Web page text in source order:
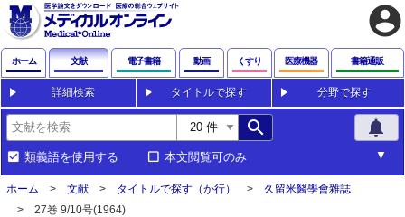
account_circle
ホーム 文献 電子書籍 動画 くすり 医療機器 書籍通販
詳細検索 タイトルで探す 分野で探す
search notifications
類義語を使用する 本文閲覧可のみ
ホーム 文献 タイトルで探す（か行）
久留米醫學會雜誌
27巻 9/10号(1964)